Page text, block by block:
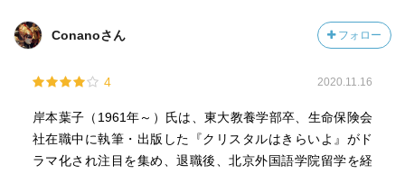
Conanoさん フォロー
4 2020.11.16
岸本葉子（1961年～）氏は、東大教養学部卒、生命保険会
社在職中に執筆・出版した『クリスタルはきらいよ』がド
ラマ化され注目を集め、退職後、北京外国語学院留学を経